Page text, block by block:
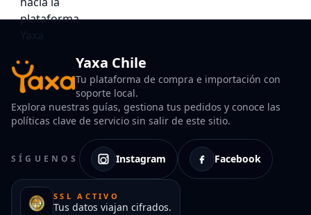
Yaxa Chile
Tu plataforma de compra e importación con
soporte local.
Explora nuestras guías, gestiona tus pedidos y conoce las
políticas clave de servicio sin salir de este sitio.
SÍGUENOS Instagram Facebook
SSL ACTIVO
Tus datos viajan cifrados.